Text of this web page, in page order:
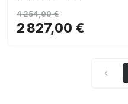
2 827,00 €
4 254,00 €